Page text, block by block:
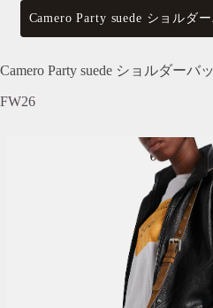
Camero Party suede ショルダ
Camero Party suede ショルダーバ
FW26